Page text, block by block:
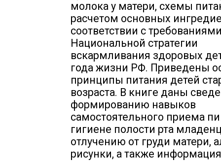
молока у матери, схемы
расчетом основных
соответствии с
Национальной стратегии
вскармливания здоровых
года жизни РФ. Приведены
принципы питания детей
возраста. В книге даны
формированию навыков
самостоятельного приема
гигиене полости рта
отлучению от груди матери,
рисунки, а также